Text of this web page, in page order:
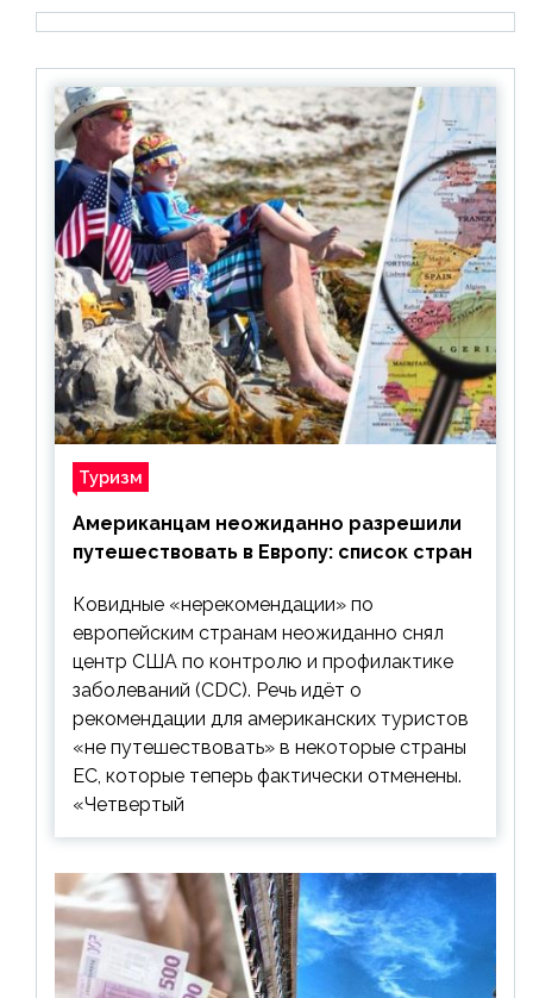
Туризм
Американцам неожиданно разрешили
путешествовать в Европу: список стран
Ковидные «нерекомендации» по
европейским странам неожиданно снял
центр США по контролю и профилактике
заболеваний (CDC). Речь идёт о
рекомендации для американских туристов
«не путешествовать» в некоторые страны
ЕС, которые теперь фактически отменены.
«Четвертый